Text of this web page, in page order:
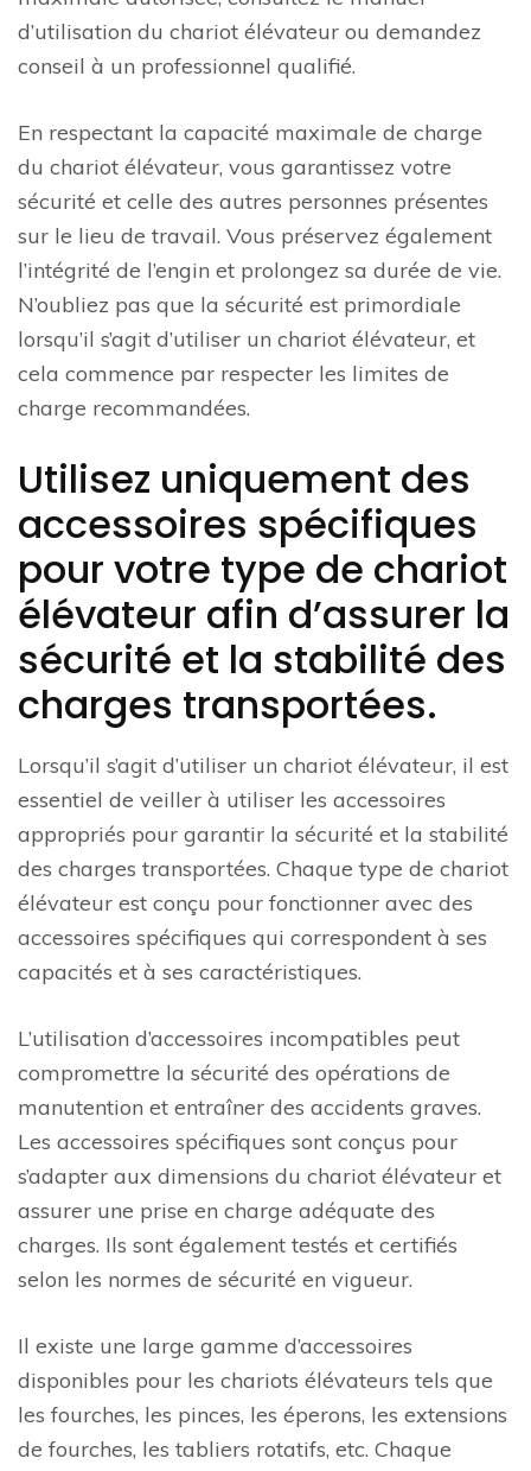
d’utilisation du chariot élévateur ou demandez
conseil à un professionnel qualifié.
En respectant la capacité maximale de charge
du chariot élévateur, vous garantissez votre
sécurité et celle des autres personnes présentes
sur le lieu de travail. Vous préservez également
l’intégrité de l’engin et prolongez sa durée de vie.
N’oubliez pas que la sécurité est primordiale
lorsqu’il s’agit d’utiliser un chariot élévateur, et
cela commence par respecter les limites de
charge recommandées.
Utilisez uniquement des
accessoires spécifiques
pour votre type de chariot
élévateur afin d’assurer la
sécurité et la stabilité des
charges transportées.
Lorsqu’il s’agit d’utiliser un chariot élévateur, il est
essentiel de veiller à utiliser les accessoires
appropriés pour garantir la sécurité et la stabilité
des charges transportées. Chaque type de chariot
élévateur est conçu pour fonctionner avec des
accessoires spécifiques qui correspondent à ses
capacités et à ses caractéristiques.
L’utilisation d’accessoires incompatibles peut
compromettre la sécurité des opérations de
manutention et entraîner des accidents graves.
Les accessoires spécifiques sont conçus pour
s’adapter aux dimensions du chariot élévateur et
assurer une prise en charge adéquate des
charges. Ils sont également testés et certifiés
selon les normes de sécurité en vigueur.
Il existe une large gamme d’accessoires
disponibles pour les chariots élévateurs tels que
les fourches, les pinces, les éperons, les extensions
de fourches, les tabliers rotatifs, etc. Chaque